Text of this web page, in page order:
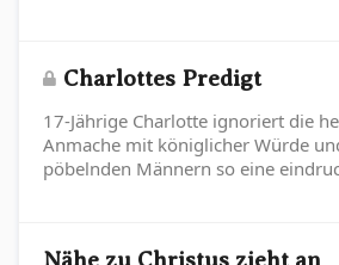
Charlottes Predigt
17-Jährige Charlotte ignoriert die
Anmache mit königlicher Würde
pöbelnden Männern so eine
Nähe zu Christus zieht an